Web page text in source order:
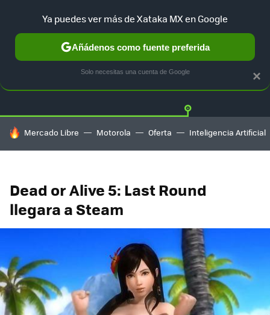
Twitter
HOY SE HABLA DE
Mercado Libre Motorola Oferta Inteligencia Artificial
Dead or Alive 5: Last Round
llegara a Steam
×
Ya puedes ver más de Xataka MX en Google
Añádenos como fuente preferida
Solo necesitas una cuenta de Google